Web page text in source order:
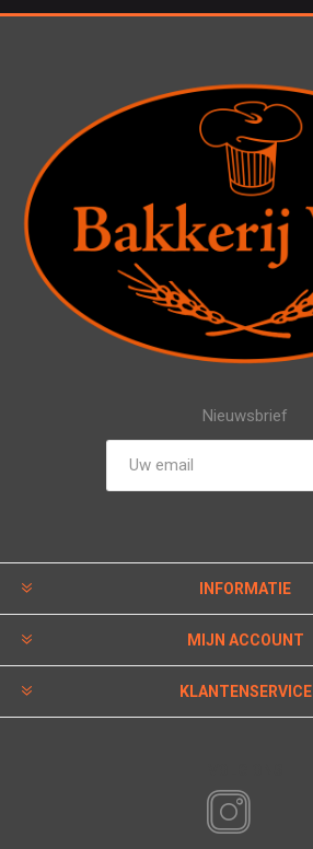
Nieuwsbrief
INFORMATIE
MIJN ACCOUNT
KLANTENSERVICE